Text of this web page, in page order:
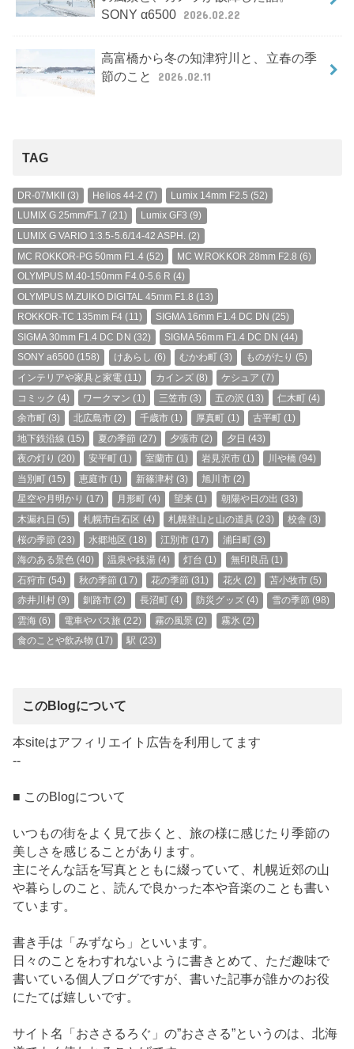
SONY α6500 2026.02.22
高富橋から冬の知津狩川と、立春の季
節のこと
2026.02.11
TAG
DR-07MKII(3) Helios 44-2 (7) Lumix 14mm F2.5 (52)
LUMIX G 25mm/F1.7 (21) Lumix GF3 (9)
LUMIX G VARIO 1:3.5-5.6/14-42 ASPH. (2)
MC ROKKOR-PG 50mm F1.4(52) MC W.ROKKOR 28mm F2.8 (6)
OLYMPUS M.40-150mm F4.0-5.6 R (4)
OLYMPUS M.ZUIKO DIGITAL 45mm F1.8 (13)
ROKKOR-TC 135mm F4 (11) SIGMA 16mm F1.4 DC DN (25)
SIGMA 30mm F1.4 DC DN (32) SIGMA 56mm F1.4 DC DN (44)
SONY a6500 (158) けあらし (6) むかわ町 (3) ものがたり (5)
インテリアや家具と家電 (11) カインズ(8) ケシュア (7)
コミック (4) ワークマン (1) 三笠市 (3) 五の沢 (13) 仁木町 (4)
余市町(3) 北広島市 (2) 千歳市(1) 厚真町 (1) 古平町 (1)
地下鉄沿線 (15) 夏の季節 (27) 夕張市 (2) 夕日 (43)
夜の灯り (20) 安平町 (1) 室蘭市(1) 岩見沢市(1) 川や橋 (94)
当別町(15) 恵庭市 (1) 新篠津村(3) 旭川市(2)
星空や月明かり (17) 月形町 (4) 望来 (1) 朝陽や日の出 (33)
木漏れ日 (5) 札幌市白石区 (4) 札幌登山と山の道具 (23) 校舎 (3)
桜の季節 (23) 水郷地区 (18) 江別市 (17) 浦臼町(3)
海のある景色(40) 温泉や銭湯(4) 灯台 (1) 無印良品 (1)
石狩市(54) 秋の季節 (17) 花の季節 (31) 花火 (2) 苫小牧市 (5)
赤井川村(9) 釧路市 (2) 長沼町(4) 防災グッズ(4) 雪の季節 (98)
雲海(6) 電車やバス旅 (22) 霧の風景 (2) 霧氷 (2)
食のことや飲み物 (17) 駅 (23)
このBlogについて
本siteはアフィリエイト広告を利用してます
--
■ このBlogについて
いつもの街をよく見て歩くと、旅の様に感じたり季節の
美しさを感じることがあります。
主にそんな話を写真とともに綴っていて、札幌近郊の山
や暮らしのこと、読んで良かった本や音楽のことも書い
ています。
書き手は「みずなら」といいます。
日々のことをわすれないように書きとめて、ただ趣味で
書いている個人ブログですが、書いた記事が誰かのお役
にたてば嬉しいです。
サイト名「おささるろぐ」の”おささる”というのは、北海